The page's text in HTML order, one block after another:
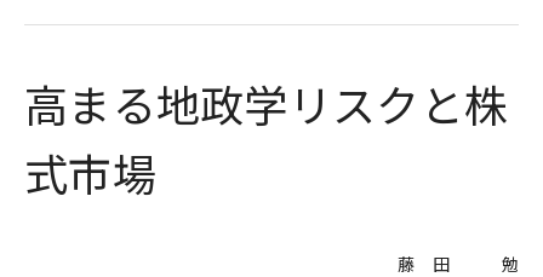
高まる地政学リスクと株
式市場
藤 田 勉